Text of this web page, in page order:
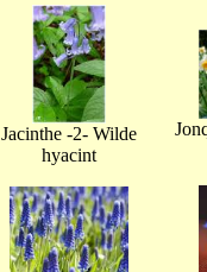
Jacinthe -2- Wilde
hyacint